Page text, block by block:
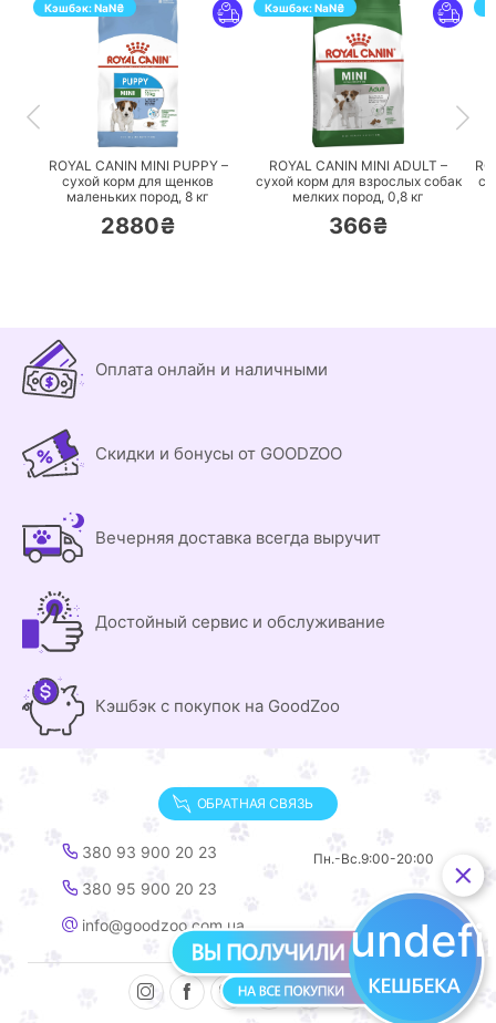
Кэшбэк:NaN₴
ПЕРЕЙТИ
ROYAL CANIN MINI PUPPY –
сухой корм для щенков
маленьких пород, 8 кг
2880₴
Кэшбэк:NaN₴
ПЕРЕЙТИ
ROYAL CANIN MINI ADULT –
сухой корм для взрослых собак
мелких пород, 0,8 кг
366₴
Оплата онлайн и наличными
Скидки и бонусы от GOODZOO
Вечерняя доставка всегда выручит
Достойный сервис и обслуживание
Кэшбэк с покупок на GoodZoo
ОБРАТНАЯ СВЯЗЬ
380 93 900 20 23
380 95 900 20 23
info@goodzoo.com.ua
Пн.-Вс.9:00-20:00